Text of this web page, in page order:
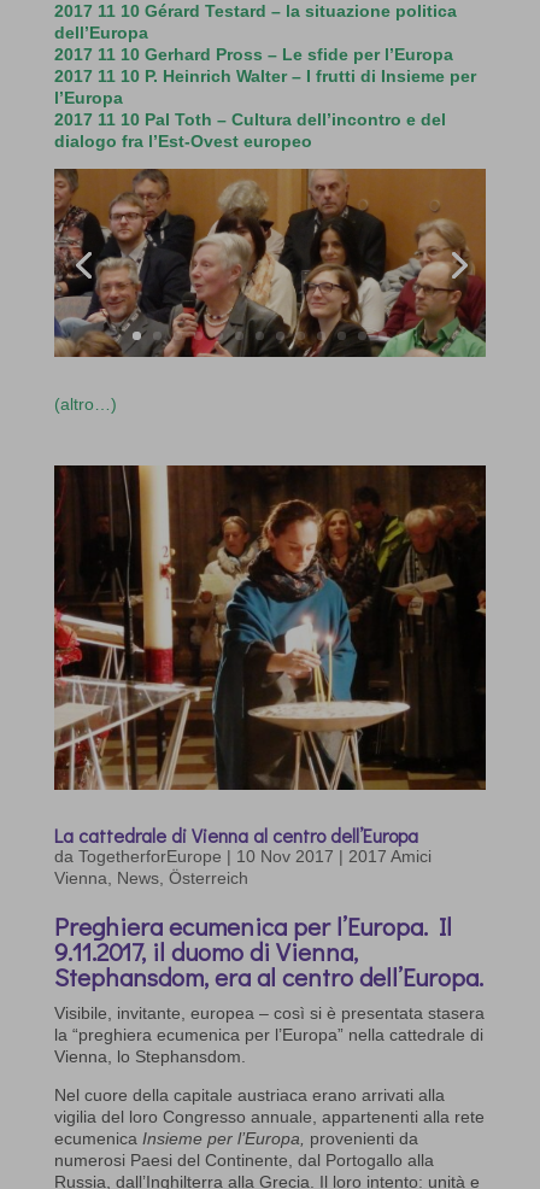
2017 11 10 Gérard Testard – la situazione politica
dell’Europa
2017 11 10 Gerhard Pross – Le sfide per l’Europa
2017 11 10 P. Heinrich Walter – I frutti di Insieme per
l’Europa
2017 11 10 Pal Toth – Cultura dell’incontro e del
dialogo fra l’Est-Ovest europeo
(altro…)
La cattedrale di Vienna al centro dell’Europa
da TogetherforEurope | 10 Nov 2017 | 2017 Amici
Vienna
News, Österreich
Preghiera ecumenica per l’Europa. Il
9.11.2017, il duomo di Vienna,
Stephansdom, era al centro dell’Europa.
Visibile, invitante, europea – così si è presentata stasera
la “preghiera ecumenica per l’Europa” nella cattedrale di
Vienna, lo Stephansdom.
Nel cuore della capitale austriaca erano arrivati alla
vigilia del loro Congresso annuale, appartenenti alla rete
ecumenica Insieme per l’Europa, provenienti da
numerosi Paesi del Continente, dal Portogallo alla
Russia, dall’Inghilterra alla Grecia. Il loro intento: unità e